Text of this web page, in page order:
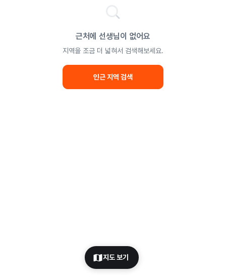
지도 보기
근처에 선생님이 없어요
지역을 조금 더 넓혀서 검색해보세요.
인근 지역 검색